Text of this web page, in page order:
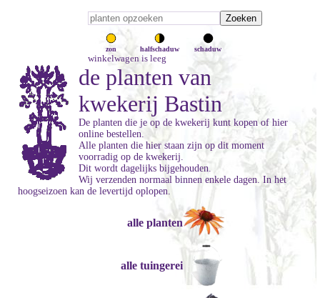
zon halfschaduw schaduw
winkelwagen is leeg
de planten van
kwekerij Bastin
De planten die je op de kwekerij kunt kopen of hier
online bestellen.
Alle planten die hier staan zijn op dit moment
voorradig op de kwekerij.
Dit wordt dagelijks bijgehouden.
Wij verzenden normaal binnen enkele dagen. In het
hoogseizoen kan de levertijd oplopen.
alle planten
alle tuingerei